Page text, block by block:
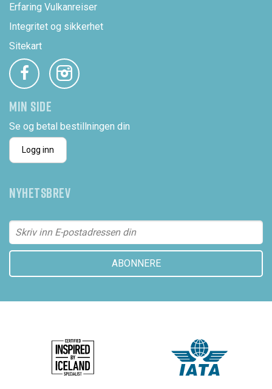
Erfaring Vulkanreiser
Integritet og sikkerhet
Sitekart
MIN SIDE
Se og betal bestillningen din
Logg inn
NYHETSBREV